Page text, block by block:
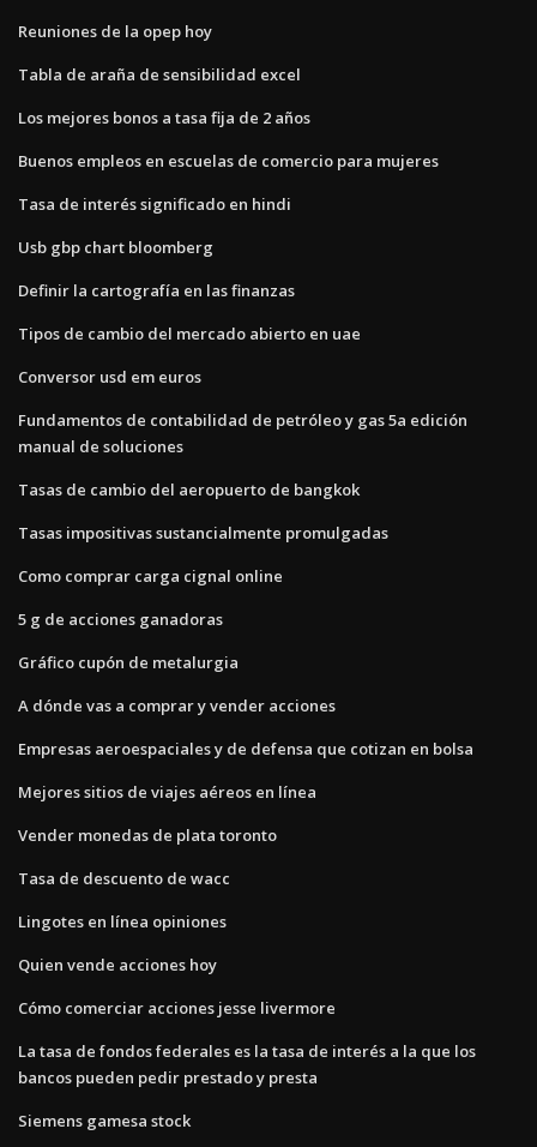
Reuniones de la opep hoy
Tabla de araña de sensibilidad excel
Los mejores bonos a tasa fija de 2 años
Buenos empleos en escuelas de comercio para mujeres
Tasa de interés significado en hindi
Usb gbp chart bloomberg
Definir la cartografía en las finanzas
Tipos de cambio del mercado abierto en uae
Conversor usd em euros
Fundamentos de contabilidad de petróleo y gas 5a edición
manual de soluciones
Tasas de cambio del aeropuerto de bangkok
Tasas impositivas sustancialmente promulgadas
Como comprar carga cignal online
5 g de acciones ganadoras
Gráfico cupón de metalurgia
A dónde vas a comprar y vender acciones
Empresas aeroespaciales y de defensa que cotizan en bolsa
Mejores sitios de viajes aéreos en línea
Vender monedas de plata toronto
Tasa de descuento de wacc
Lingotes en línea opiniones
Quien vende acciones hoy
Cómo comerciar acciones jesse livermore
La tasa de fondos federales es la tasa de interés a la que los
bancos pueden pedir prestado y presta
Siemens gamesa stock